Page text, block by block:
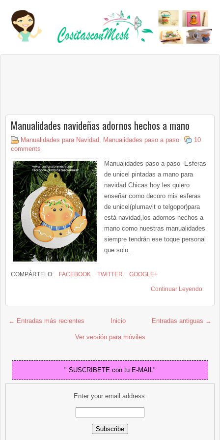
Manualidades navideñas adornos hechos a mano
Manualidades para Navidad Manualidades paso a paso
10
comments
Manualidades paso a paso -Esferas
de unicel pintadas a mano para
navidad Chicas hoy les quiero
enseñar como decoro mis esferas
de unicel(plumavit o telgopor)para
está navidad,los adornos hechos a
mano como nuestras manualidades
siempre tendrán ese toque personal
que solo...
COMPÁRTELO: FACEBOOK TWITTER GOOGLE+
Continuar Leyendo
← Entradas más recientes Entradas antiguas →
Inicio
Ver versión para móviles
" SUSCRIBETE con tu E-MAIL"
Enter your email address: